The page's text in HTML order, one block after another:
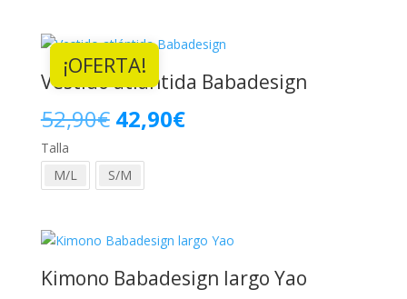
¡OFERTA!
Vestido atlántida Babadesign
52,90€ El
precio
original
52,90€.
42,90€El
42,90€.
Talla
M/L
S/M
Kimono Babadesign largo Yao